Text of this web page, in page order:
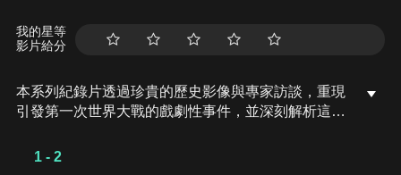
我的星等
影片給分
本系列紀錄片透過珍貴的歷史影像與專家訪談，重現
引發第一次世界大戰的戲劇性事件，並深刻解析這場
戰爭的爆發到當前歐洲再次面臨分裂的局勢，影片揭
1 - 2